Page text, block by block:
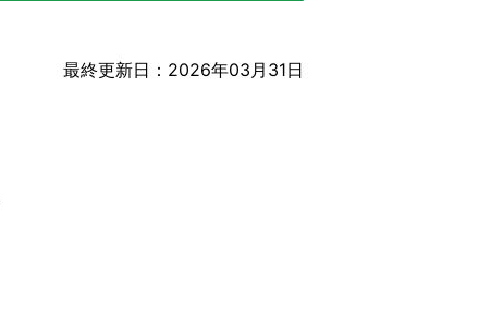
最終更新日：2026年03月31日